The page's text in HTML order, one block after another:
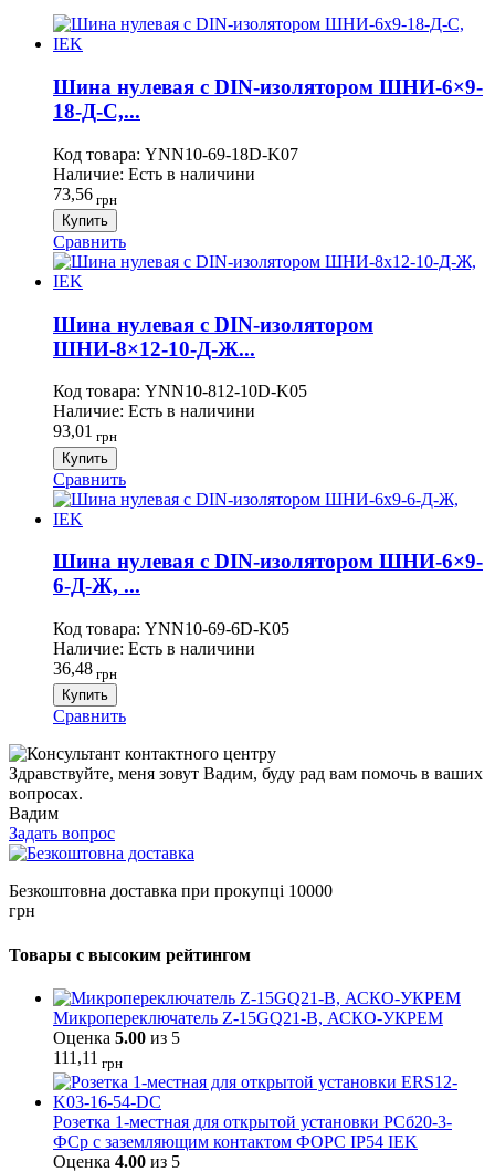
Шина нулевая с DIN-изолятором ШНИ-6×9-
18-Д-С,...
Код товара: YNN10-69-18D-K07
Наличие: Есть в наличини
73,56 грн
Купить
Сравнить
Шина нулевая с DIN-изолятором
ШНИ-8×12-10-Д-Ж...
Код товара: YNN10-812-10D-K05
Наличие: Есть в наличини
93,01 грн
Купить
Сравнить
Шина нулевая с DIN-изолятором ШНИ-6×9-
6-Д-Ж, ...
Код товара: YNN10-69-6D-K05
Наличие: Есть в наличини
36,48 грн
Купить
Сравнить
Здравствуйте, меня зовут Вадим, буду рад вам помочь в ваших
вопросах.
Вадим
Задать вопрос
Безкоштовна доставка при прокупці 10000
грн
Товары с высоким рейтингом
Микропереключатель Z-15GQ21-B, АСКО-УКРЕМ
Оценка 5.00 из 5
111,11 грн
Розетка 1-местная для открытой установки РСб20-3-
ФСр с заземляющим контактом ФОРС IP54 IEK
Оценка 4.00 из 5